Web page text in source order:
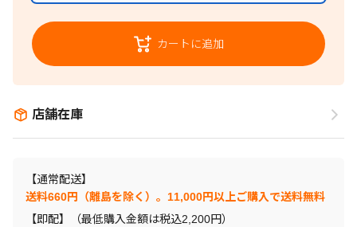
カートに追加
店舗在庫
【通常配送】
送料660円（離島を除く）。11,000円以上ご購入で送料無料
【即配】（最低購入金額は税込2,200円）